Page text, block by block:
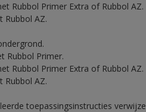
Rubbol Primer Extra of Rubbol AZ.
Rubbol AZ.
Rubbol Primer.
Rubbol Primer Extra of Rubbol AZ.
Rubbol AZ.
toepassingsinstructies